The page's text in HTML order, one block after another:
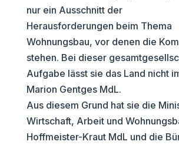
nur ein Ausschnitt der
Herausforderungen beim Thema
Wohnungsbau, vor denen die
stehen. Bei dieser
Aufgabe lässt sie das Land nicht
Marion Gentges MdL.
Aus diesem Grund hat sie die
Wirtschaft, Arbeit und
Hoffmeister-Kraut MdL und die